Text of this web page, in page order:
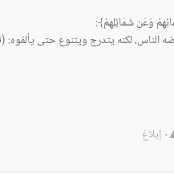
الناس، لكنه يتدرج ويتنوع حتى يألفوه:
٠ إبلاغ